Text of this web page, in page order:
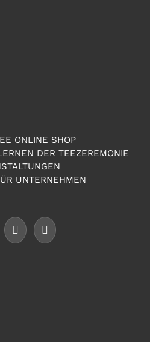
ONLINE SHOP
DER TEEZEREMONIE
UNTERNEHMEN